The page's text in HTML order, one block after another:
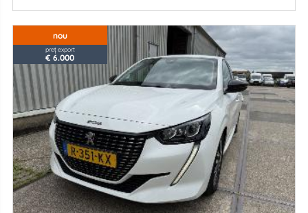
nou
preț export
€ 6.000